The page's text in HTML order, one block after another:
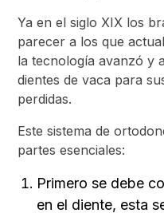
Ya en el siglo XIX los
parecer a los que
la tecnología avanzó y
dientes de vaca para
perdidas.
Este sistema de
partes esenciales:
Primero se debe
en el diente, esta